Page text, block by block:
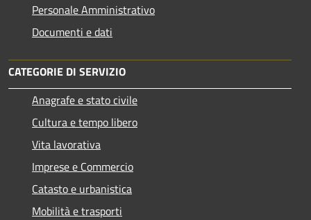
Personale Amministrativo
Documenti e dati
CATEGORIE DI SERVIZIO
Anagrafe e stato civile
Cultura e tempo libero
Vita lavorativa
Imprese e Commercio
Catasto e urbanistica
Mobilità e trasporti